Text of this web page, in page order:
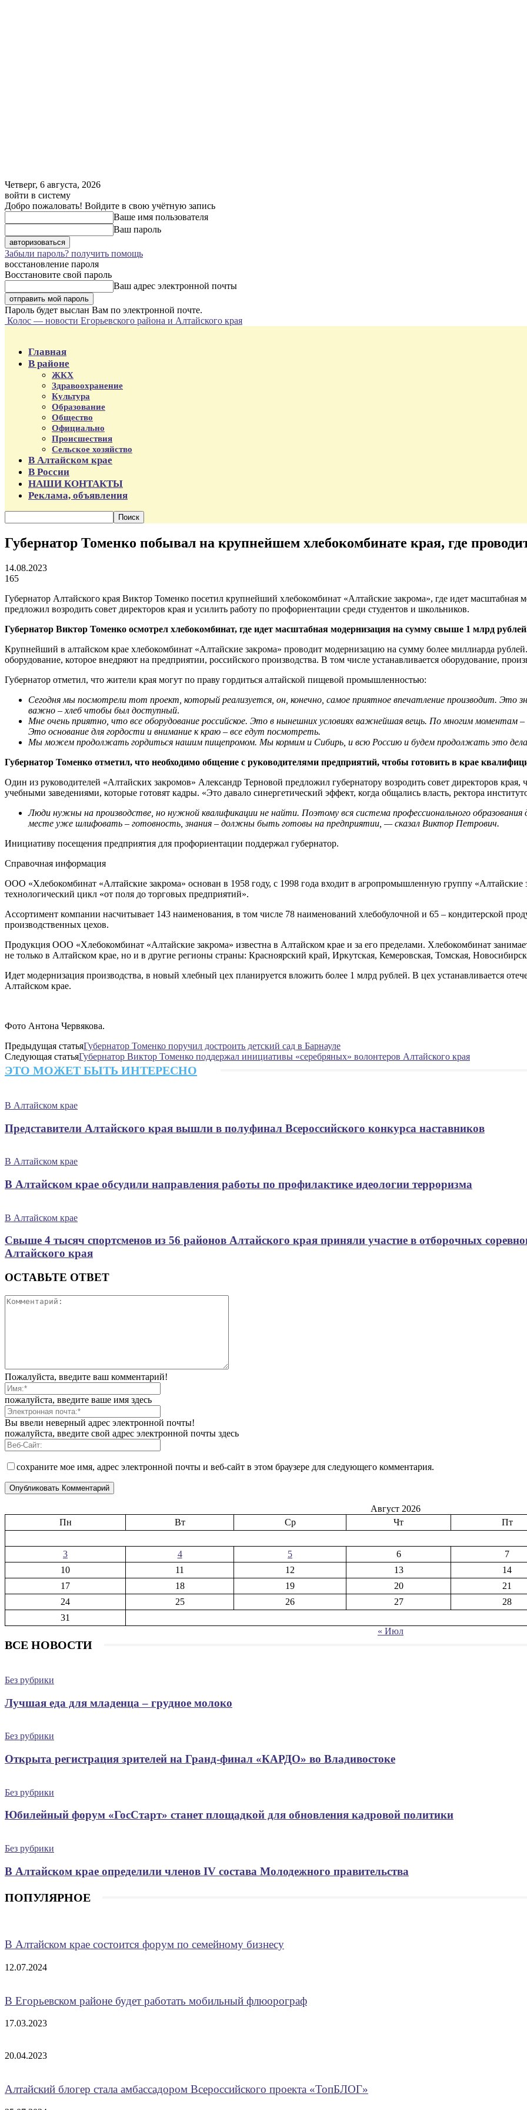
Четверг, 6 августа, 2026
войти в систему
Добро пожаловать! Войдите в свою учётную запись
Ваше имя пользователя
Ваш пароль
Забыли пароль? получить помощь
восстановление пароля
Восстановите свой пароль
Ваш адрес электронной почты
Пароль будет выслан Вам по электронной почте.
Колос — новости Егорьевского района и Алтайского края
Главная
В районе
ЖКХ
Здравоохранение
Культура
Образование
Общество
Официально
Происшествия
Сельское хозяйство
В Алтайском крае
В России
НАШИ КОНТАКТЫ
Реклама, объявления
Губернатор Томенко побывал на крупнейшем хлебокомбинате края, где
14.08.2023
165
Губернатор Алтайского края Виктор Томенко посетил крупнейший хлебокомбинат «Алтайские закрома», где идет масштабная
предложил возродить совет директоров края и усилить работу по профориентации среди студентов и школьников.
Губернатор Виктор Томенко осмотрел хлебокомбинат, где идет масштабная модернизация на сумму свыше 1 млрд
Крупнейший в алтайском крае хлебокомбинат «Алтайские закрома» проводит модернизацию на сумму более миллиарда
оборудование, которое внедряют на предприятии, российского производства. В том числе устанавливается оборудование,
Губернатор отметил, что жители края могут по праву гордиться алтайской пищевой промышленностью:
Сегодня мы посмотрели тот проект, который реализуется, он, конечно, самое приятное впечатление производит. Это
важно – хлеб чтобы был доступный.
Мне очень приятно, что все оборудование российское. Это в нынешних условиях важнейшая вещь. По многим моментам
Это основание для гордости и внимание к краю – все едут посмотреть.
Мы можем продолжать гордиться нашим пищепромом. Мы кормим и Сибирь, и всю Россию и будем продолжать это
Губернатор Томенко отметил, что необходимо общение с руководителями предприятий, чтобы готовить в крае
Один из руководителей «Алтайских закромов» Александр Терновой предложил губернатору возродить совет директоров края,
учебными заведениями, которые готовят кадры. «Это давало синергетический эффект, когда общались власть, ректора
Люди нужны на производстве, но нужной квалификации не найти. Поэтому вся система профессионального
месте уже шлифовать – готовность, знания – должны быть готовы на предприятии, — сказал Виктор Петрович.
Инициативу посещения предприятия для профориентации поддержал губернатор.
Справочная информация
ООО «Хлебокомбинат «Алтайские закрома» основан в 1958 году, с 1998 года входит в агропромышленную группу
технологический цикл «от поля до торговых предприятий».
Ассортимент компании насчитывает 143 наименования, в том числе 78 наименований хлебобулочной и 65 – кондитерской
производственных цехов.
Продукция ООО «Хлебокомбинат «Алтайские закрома» известна в Алтайском крае и за его пределами. Хлебокомбинат
не только в Алтайском крае, но и в другие регионы страны: Красноярский край, Иркутская, Кемеровская, Томская,
Идет модернизация производства, в новый хлебный цех планируется вложить более 1 млрд рублей. В цех устанавливается
Алтайском крае.
Фото Антона Червякова.
Предыдущая статьяГубернатор Томенко поручил достроить детский сад в Барнауле
Следующая статьяГубернатор Виктор Томенко поддержал инициативы «серебряных» волонтеров Алтайского края
ЭТО МОЖЕТ БЫТЬ ИНТЕРЕСНО
В Алтайском крае
Представители Алтайского края вышли в полуфинал Всероссийского конкурса наставников
В Алтайском крае
В Алтайском крае обсудили направления работы по профилактике идеологии терроризма
В Алтайском крае
Свыше 4 тысяч спортсменов из 56 районов Алтайского края приняли участие в отборочных
Алтайского края
ОСТАВЬТЕ ОТВЕТ
Пожалуйста, введите ваш комментарий!
пожалуйста, введите ваше имя здесь
Вы ввели неверный адрес электронной почты!
пожалуйста, введите свой адрес электронной почты здесь
сохраните мое имя, адрес электронной почты и веб-сайт в этом браузере для следующего комментария.
Август 2026
Пн
Вт Ср Чт Пт
3
4 5 6 7
10
11 12 13 14
17
18 19 20 21
24
25 26 27 28
31
« Июл
ВСЕ НОВОСТИ
Без рубрики
Лучшая еда для младенца – грудное молоко
Без рубрики
Открыта регистрация зрителей на Гранд-финал «КАРДО» во Владивостоке
Без рубрики
Юбилейный форум «ГосСтарт» станет площадкой для обновления кадровой политики
Без рубрики
В Алтайском крае определили членов IV состава Молодежного правительства
ПОПУЛЯРНОЕ
В Алтайском крае состоится форум по семейному бизнесу
12.07.2024
В Егорьевском районе будет работать мобильный флюорограф
17.03.2023
20.04.2023
Алтайский блогер стала амбассадором Всероссийского проекта «ТопБЛОГ»